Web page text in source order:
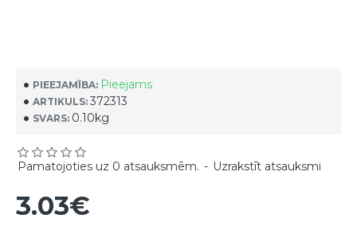
PIEEJAMĪBA: Pieejams
ARTIKULS: 372313
SVARS: 0.10kg
Pamatojoties uz 0 atsauksmēm. - Uzrakstīt atsauksmi
3.03€